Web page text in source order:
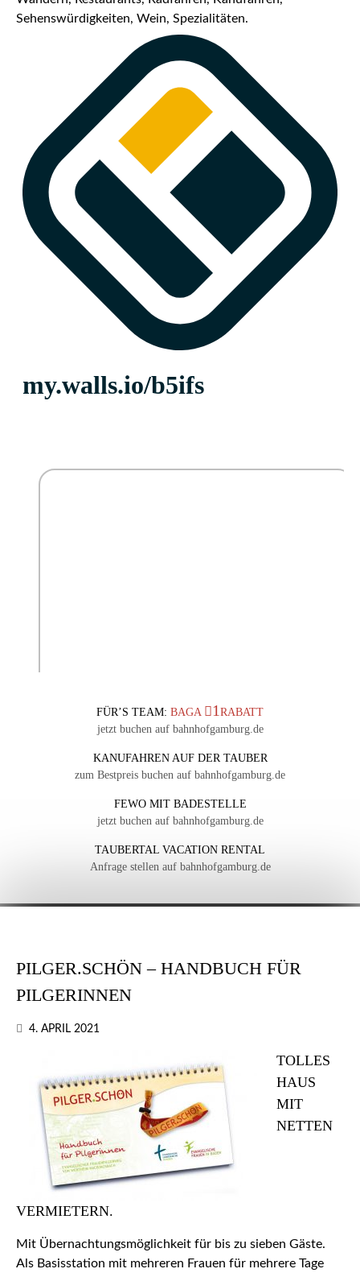
Sehenswürdigkeiten, Wein, Spezialitäten.
FÜR’S TEAM: BAGA 1RABATT
jetzt buchen auf bahnhofgamburg.de
KANUFAHREN AUF DER TAUBER
zum Bestpreis buchen auf bahnhofgamburg.de
FEWO MIT BADESTELLE
jetzt buchen auf bahnhofgamburg.de
TAUBERTAL VACATION RENTAL
Anfrage stellen auf bahnhofgamburg.de
PILGER.SCHÖN – HANDBUCH FÜR
PILGERINNEN
4. APRIL 2021
TOLLES
HAUS
MIT
NETTEN
VERMIETERN.
Mit Übernachtungsmöglichkeit für bis zu sieben Gäste.
Als Basisstation mit mehreren Frauen für mehrere Tage